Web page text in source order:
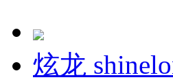
炫龙